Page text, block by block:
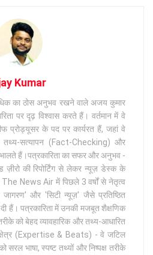
Kumar
का ठोस अनुभव रखने वाले अजय कुमार
पर दृढ़ विश्वास करते हैं। वर्तमान में वे
प्रोड्यूसर के पद पर कार्यरत हैं, जहां वे
तथ्य-सत्यापन (Fact-Checking) और
हैं।पत्रकारिता का सफर और अनुभव -
ज़ीरो की रिपोर्टिंग से लेकर न्यूज़ डेस्क के
News Air में पिछले 3 वर्षों से नेतृत्व
और 'सिटी न्यूज़' जैसे प्रतिष्ठित
दी हैं। पत्रकारिता में उनकी मजबूत शैक्षणिक
को बेहद व्यावहारिक और तथ्य-आधारित
(Expertise & Beats) - वे जटिल
सरल भाषा, स्पष्ट तथ्यों और निष्पक्ष तरीके